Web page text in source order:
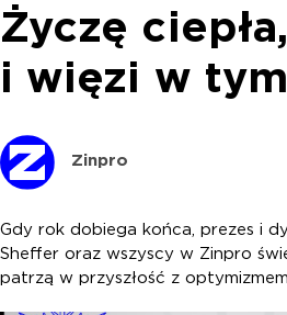
Życzę
i więzi w
Zinpro
Gdy rok dobiega końca, prezes i
Sheffer oraz wszyscy w Zinpro
patrzą w przyszłość z